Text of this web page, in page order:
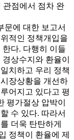
관점에서 점차 완
문에 대한 보고서
적인 정책개입을
다. 다행히 이들
상수지와 환율이
치하고 우리 정책
장상황을 개선하
어지고 있다고 평
평가절상 압박이
수 있다. 따라서
더욱 탄탄하게
정책이 환율에 제